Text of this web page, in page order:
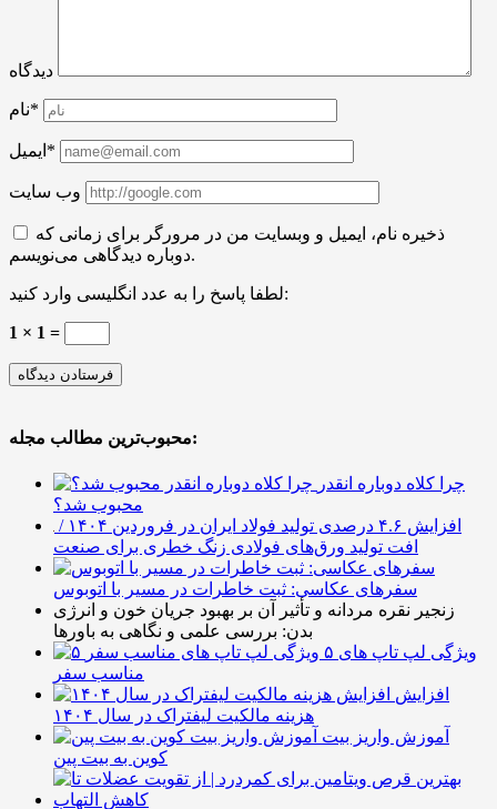
دیدگاه
نام*
ایمیل*
وب سایت
ذخیره نام، ایمیل و وبسایت من در مرورگر برای زمانی که
دوباره دیدگاهی می‌نویسم.
لطفا پاسخ را به عدد انگلیسی وارد کنید:
1 × 1 =
محبوب‌ترین مطالب مجله:
چرا کلاه دوباره انقدر
محبوب شد؟
افزایش ۴.۶ درصدی تولید فولاد ایران در فروردین ۱۴۰۴ /
افت تولید ورق‌های فولادی زنگ خطری برای صنعت
سفرهای عکاسی: ثبت خاطرات در مسیر با اتوبوس
زنجیر نقره مردانه و تأثیر آن بر بهبود جریان خون و انرژی
بدن: بررسی علمی و نگاهی به باورها
۵ ویژگی لپ تاپ های
مناسب سفر
افزایش
هزینه مالکیت لیفتراک در سال ۱۴۰۴
آموزش واریز بیت
کوین به بیت پین